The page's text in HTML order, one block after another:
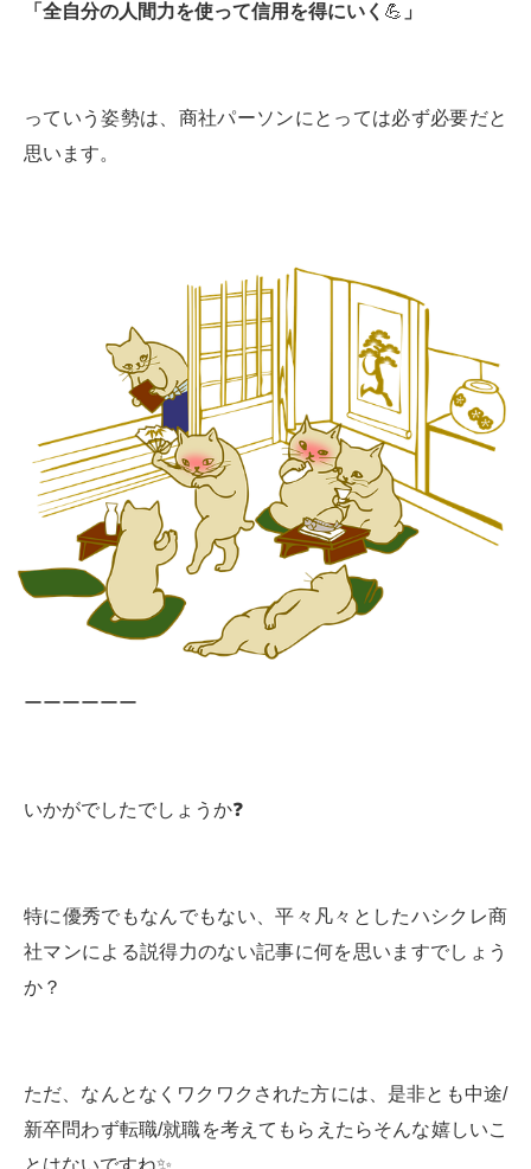
「全自分の人間力を使って信用を得にいく 💪 」
っていう姿勢は、商社パーソンにとっては必ず必要だと
思います。
ーーーーーー
いかがでしたでしょうか❓
特に優秀でもなんでもない、平々凡々としたハシクレ商
社マンによる説得力のない記事に何を思いますでしょう
か？
ただ、なんとなくワクワクされた方には、是非とも中途/
新卒問わず転職/就職を考えてもらえたらそんな嬉しいこ
とはないですね✨